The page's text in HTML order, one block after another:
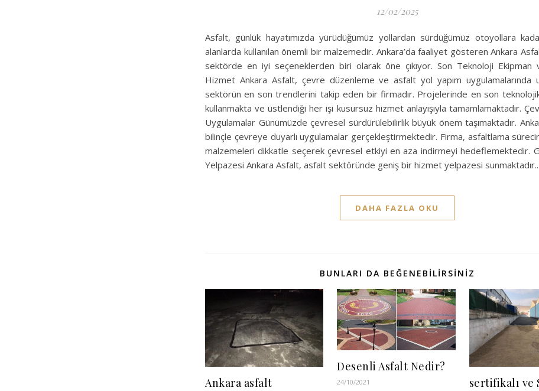
12/02/2025
Asfalt, günlük hayatımızda yürüdüğümüz yollardan sürdüğümüz otoyollara
alanlarda kullanılan önemli bir malzemedir. Ankara’da faaliyet gösteren Ankara
sektörde en iyi seçeneklerden biri olarak öne çıkıyor. Son Teknoloji Ekipman
Hizmet Ankara Asfalt, çevre düzenleme ve asfalt yol yapım uygulamalarında
sektörün en son trendlerini takip eden bir firmadır. Projelerinde en son teknolojik
kullanmakta ve üstlendiği her işi kusursuz hizmet anlayışıyla tamamlamaktadır.
Uygulamalar Günümüzde çevresel sürdürülebilirlik büyük önem taşımaktadır.
bilinçle çevreye duyarlı uygulamalar gerçekleştirmektedir. Firma, asfaltlama
malzemeleri dikkatle seçerek çevresel etkiyi en aza indirmeyi hedeflemektedir.
Yelpazesi Ankara Asfalt, asfalt sektöründe geniş bir hizmet yelpazesi
DAHA FAZLA OKU
BUNLARI DA BEĞENEBILIRSINIZ
Ankara asfalt
Desenli Asfalt Nedir?
24/10/2021 sertifikalı ve